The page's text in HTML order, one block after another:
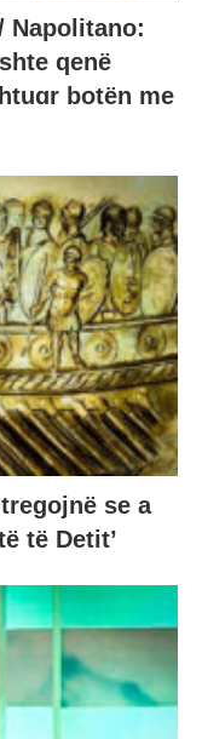
Napolitano:
qenë
botën me
se a
të Detit’